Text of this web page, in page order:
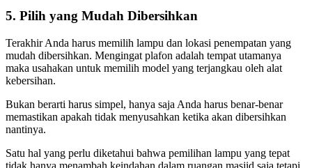
5. Pilih yang Mudah Dibersihkan
Terakhir Anda harus memilih lampu dan lokasi penempatan yang
mudah dibersihkan. Mengingat plafon adalah tempat utamanya
maka usahakan untuk memilih model yang terjangkau oleh alat
kebersihan.
Bukan berarti harus simpel, hanya saja Anda harus benar-benar
memastikan apakah tidak menyusahkan ketika akan dibersihkan
nantinya.
Satu hal yang perlu diketahui bahwa pemilihan lampu yang tepat
tidak hanya menambah keindahan dalam ruangan masjid saja tetapi